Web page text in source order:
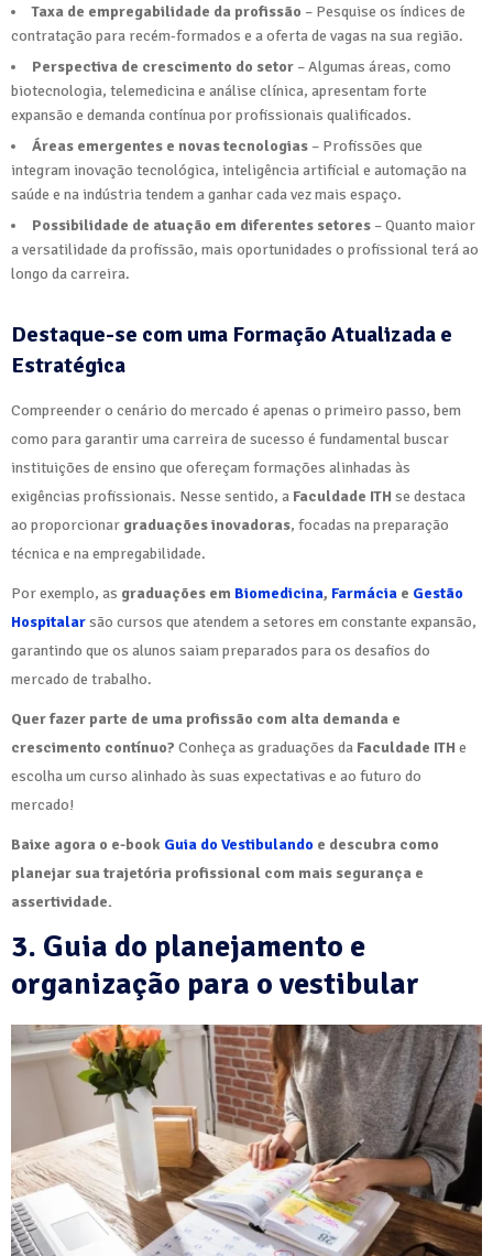
Taxa de empregabilidade da profissão – Pesquise os índices de
contratação para recém-formados e a oferta de vagas na sua região.
Perspectiva de crescimento do setor – Algumas áreas, como
biotecnologia, telemedicina e análise clínica, apresentam forte
expansão e demanda contínua por profissionais qualificados.
Áreas emergentes e novas tecnologias – Profissões que
integram inovação tecnológica, inteligência artificial e automação na
saúde e na indústria tendem a ganhar cada vez mais espaço.
Possibilidade de atuação em diferentes setores – Quanto maior
a versatilidade da profissão, mais oportunidades o profissional terá ao
longo da carreira.
Destaque-se com uma Formação Atualizada e
Estratégica
Compreender o cenário do mercado é apenas o primeiro passo, bem
como para garantir uma carreira de sucesso é fundamental buscar
instituições de ensino que ofereçam formações alinhadas às
exigências profissionais. Nesse sentido, a Faculdade ITH se destaca
ao proporcionar graduações inovadoras, focadas na preparação
técnica e na empregabilidade.
Por exemplo, as graduações em Biomedicina, Farmácia e Gestão
Hospitalarsão cursos que atendem a setores em constante expansão,
garantindo que os alunos saiam preparados para os desafios do
mercado de trabalho.
Quer fazer parte de uma profissão com alta demanda e
crescimento contínuo? Conheça as graduações da Faculdade ITH e
escolha um curso alinhado às suas expectativas e ao futuro do
mercado!
Baixe agora o e-book Guia do Vestibulando e descubra como
planejar sua trajetória profissional com mais segurança e
assertividade.
3. Guia do planejamento e
organização para o vestibular